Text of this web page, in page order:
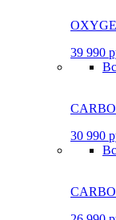
39 990
30 990